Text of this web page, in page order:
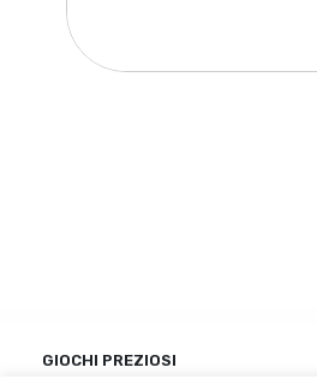
GIOCHI PREZIOSI